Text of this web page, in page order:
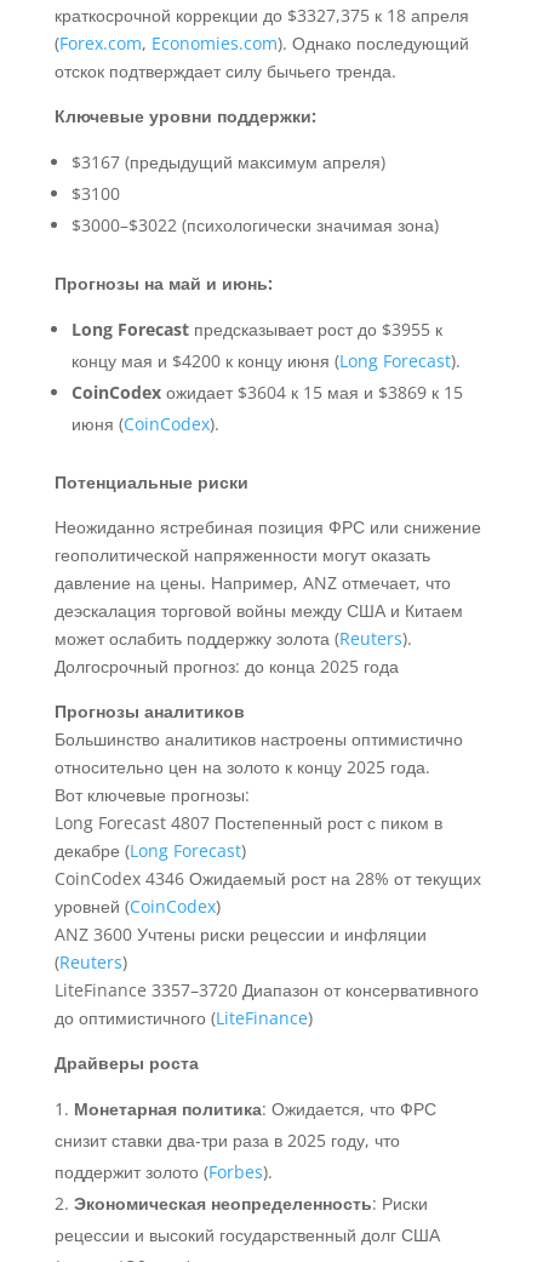
краткосрочной коррекции до $3327,375 к 18 апреля
(Forex.com, Economies.com). Однако последующий
отскок подтверждает силу бычьего тренда.
Ключевые уровни поддержки:
$3167 (предыдущий максимум апреля)
$3100
$3000–$3022 (психологически значимая зона)
Прогнозы на май и июнь:
Long Forecastпредсказывает рост до $3955 к
концу мая и $4200 к концу июня (Long Forecast).
CoinCodexожидает $3604 к 15 мая и $3869 к 15
июня (CoinCodex).
Потенциальные риски
Неожиданно ястребиная позиция ФРС или снижение
геополитической напряженности могут оказать
давление на цены. Например, ANZ отмечает, что
деэскалация торговой войны между США и Китаем
может ослабить поддержку золота (Reuters).
Долгосрочный прогноз: до конца 2025 года
Прогнозы аналитиков
Большинство аналитиков настроены оптимистично
относительно цен на золото к концу 2025 года.
Вот ключевые прогнозы:
Long Forecast 4807 Постепенный рост с пиком в
декабре (Long Forecast)
CoinCodex 4346 Ожидаемый рост на 28% от текущих
уровней (CoinCodex)
ANZ 3600 Учтены риски рецессии и инфляции
(Reuters)
LiteFinance 3357–3720 Диапазон от консервативного
до оптимистичного (LiteFinance)
Драйверы роста
Монетарная политика: Ожидается, что ФРС
снизит ставки два-три раза в 2025 году, что
поддержит золото (Forbes).
Экономическая неопределенность: Риски
рецессии и высокий государственный долг США